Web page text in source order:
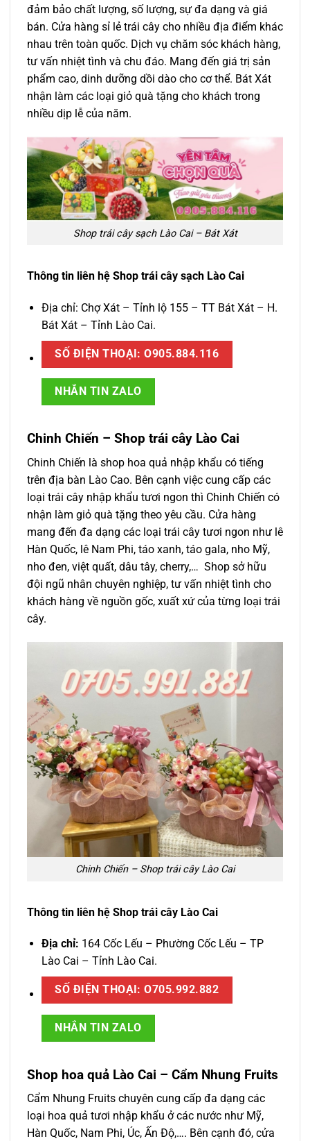
đảm bảo chất lượng, số lượng, sự đa dạng và giá
bán. Cửa hàng sỉ lẻ trái cây cho nhiều địa điểm khác
nhau trên toàn quốc. Dịch vụ chăm sóc khách hàng,
tư vấn nhiệt tình và chu đáo. Mang đến giá trị sản
phẩm cao, dinh dưỡng dồi dào cho cơ thể. Bát Xát
nhận làm các loại giỏ quà tặng cho khách trong
nhiều dịp lễ của năm.
Shop trái cây sạch Lào Cai – Bát Xát
Thông tin liên hệ Shop trái cây sạch Lào Cai
Địa chỉ: Chợ Xát – Tỉnh lộ 155 – TT Bát Xát – H.
Bát Xát – Tỉnh Lào Cai.
SỐ ĐIỆN THOẠI: O905.884.116
NHẮN TIN ZALO
Chinh Chiến – Shop trái cây Lào Cai
Chinh Chiến là shop hoa quả nhập khẩu có tiếng
trên địa bàn Lào Cao. Bên cạnh việc cung cấp các
loại trái cây nhập khẩu tươi ngon thì Chinh Chiến có
nhận làm giỏ quà tặng theo yêu cầu. Cửa hàng
mang đến đa dạng các loại trái cây tươi ngon như lê
Hàn Quốc, lê Nam Phi, táo xanh, táo gala, nho Mỹ,
nho đen, việt quất, dâu tây, cherry,… Shop sở hữu
đội ngũ nhân chuyên nghiệp, tư vấn nhiệt tình cho
khách hàng về nguồn gốc, xuất xứ của từng loại trái
cây.
Chinh Chiến – Shop trái cây Lào Cai
Thông tin liên hệ Shop trái cây Lào Cai
Địa chỉ: 164 Cốc Lếu – Phường Cốc Lếu – TP
Lào Cai – Tỉnh Lào Cai.
SỐ ĐIỆN THOẠI: O705.992.882
NHẮN TIN ZALO
Shop hoa quả Lào Cai – Cẩm Nhung Fruits
Cẩm Nhung Fruits chuyên cung cấp đa dạng các
loại hoa quả tươi nhập khẩu ở các nước như Mỹ,
Hàn Quốc, Nam Phi, Úc, Ấn Độ,…. Bên cạnh đó, cửa